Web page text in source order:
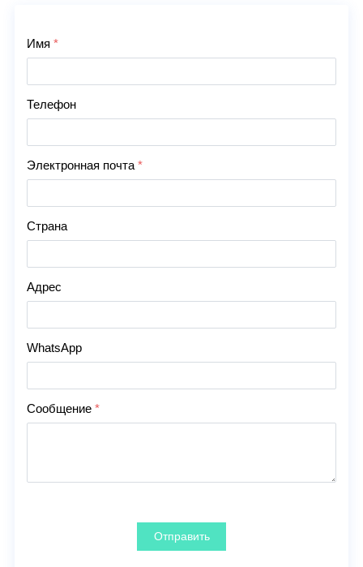
Имя *
Телефон
Электронная почта *
Страна
Адрес
WhatsApp
Сообщение *
Отправить